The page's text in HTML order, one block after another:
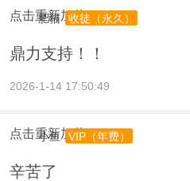
点击重新加载
肥猫 收徒（永久）
鼎力支持！！
2026-1-14 17:50:49
点击重新加载
小鱼 VIP（年费）
辛苦了